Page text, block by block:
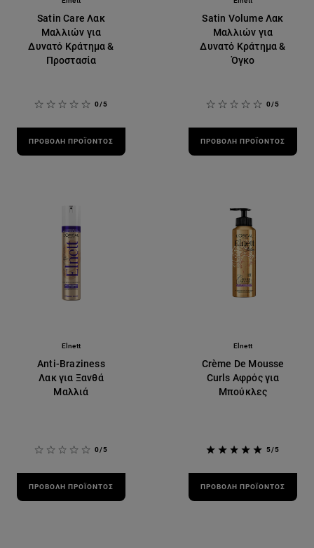
Satin Care Λακ
Μαλλιών για
Δυνατό Κράτημα &
Προστασία
0/5
ΠΡΟΒΟΛΉ ΠΡΟΪΌΝΤΟΣ
Satin Volume Λακ
Μαλλιών για
Δυνατό Κράτημα &
Όγκο
0/5
ΠΡΟΒΟΛΉ ΠΡΟΪΌΝΤΟΣ
Elnett
Anti-Braziness
Λακ για Ξανθά
Μαλλιά
0/5
ΠΡΟΒΟΛΉ ΠΡΟΪΌΝΤΟΣ
Elnett
Crème De Mousse
Curls Αφρός για
Μπούκλες
5/5
ΠΡΟΒΟΛΉ ΠΡΟΪΌΝΤΟΣ